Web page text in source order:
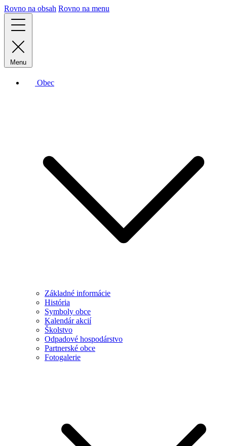
Rovno na obsah Rovno na menu
Menu
Obec
Základné informácie
História
Symboly obce
Kalendár akcií
Školstvo
Odpadové hospodárstvo
Partnerské obce
Fotogalerie